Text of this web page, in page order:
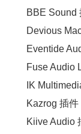
BBE Sound
Devious
Eventide
Fuse Audio
IK
Kazrog 插件
Kiive Audio